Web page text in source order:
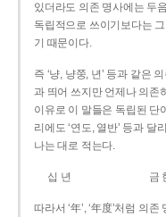
있더라도 의존 명사에는 두
독립적으로 쓰이기보다는
기 때문이다.
즉 ‘냥, 냥쭝, 년’ 등과 같은
과 띄어 쓰지만 언제나 의존
이유로 이 말들은 독립된 단
리에도 ‘연도, 열반’ 등과 달
나는 대로 적는다.
십 년 금
따라서 ‘年’, ‘年度’처럼 의